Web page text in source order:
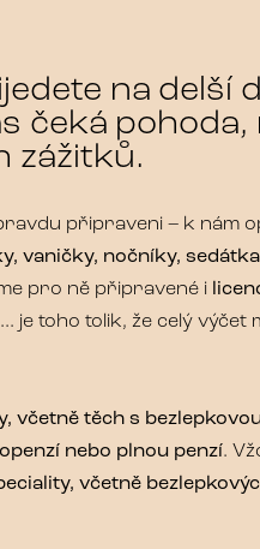
na
čeká
zážitků.
připraveni – k
vaničky, nočníky,
pro ně připravené i
je toho tolik, že celý
včetně těch s
nebo plnou penzí.
včetně